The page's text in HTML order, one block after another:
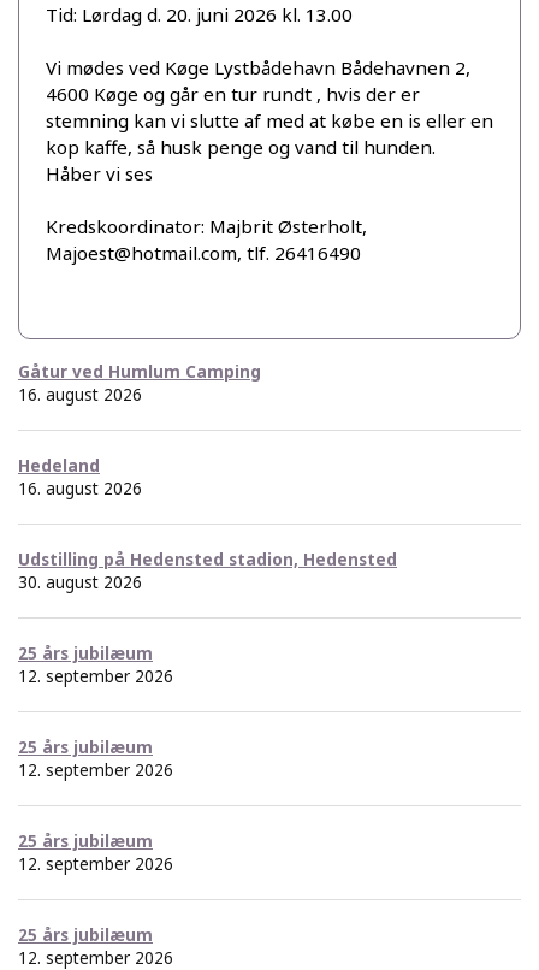
Tid: Lørdag d. 20. juni 2026 kl. 13.00
Vi mødes ved Køge Lystbådehavn Bådehavnen 2,
4600 Køge og går en tur rundt , hvis der er
stemning kan vi slutte af med at købe en is eller en
kop kaffe, så husk penge og vand til hunden.
Håber vi ses
Kredskoordinator: Majbrit Østerholt,
Majoest@hotmail.com, tlf. 26416490
Gåtur ved Humlum Camping
16. august 2026
Hedeland
16. august 2026
Udstilling på Hedensted stadion, Hedensted
30. august 2026
25 års jubilæum
12. september 2026
25 års jubilæum
12. september 2026
25 års jubilæum
12. september 2026
25 års jubilæum
12. september 2026